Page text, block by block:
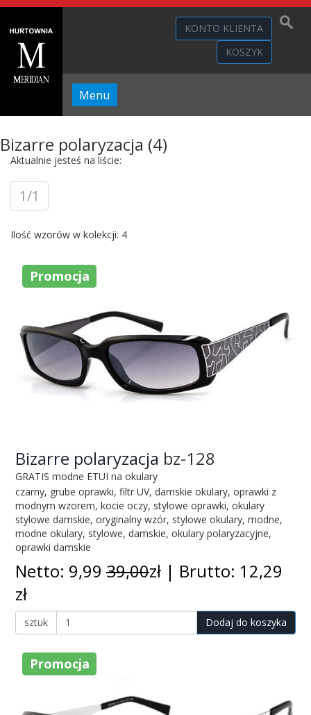
KONTO KLIENTA
KOSZYK
Menu
Bizarre polaryzacja (4)
Aktualnie jesteś na liście:
1/1
Ilość wzorów w kolekcji: 4
Bizarre polaryzacja bz-128
GRATIS modne ETUI na okulary
czarny, grube oprawki, filtr UV, damskie okulary, oprawki z
modnym wzorem, kocie oczy, stylowe oprawki, okulary
stylowe damskie, oryginalny wzór, stylowe okulary, modne,
modne okulary, stylowe, damskie, okulary polaryzacyjne,
oprawki damskie
Netto: 9,99 39,00zł | Brutto: 12,29
zł
sztuk Dodaj do koszyka
Promocja
Promocja